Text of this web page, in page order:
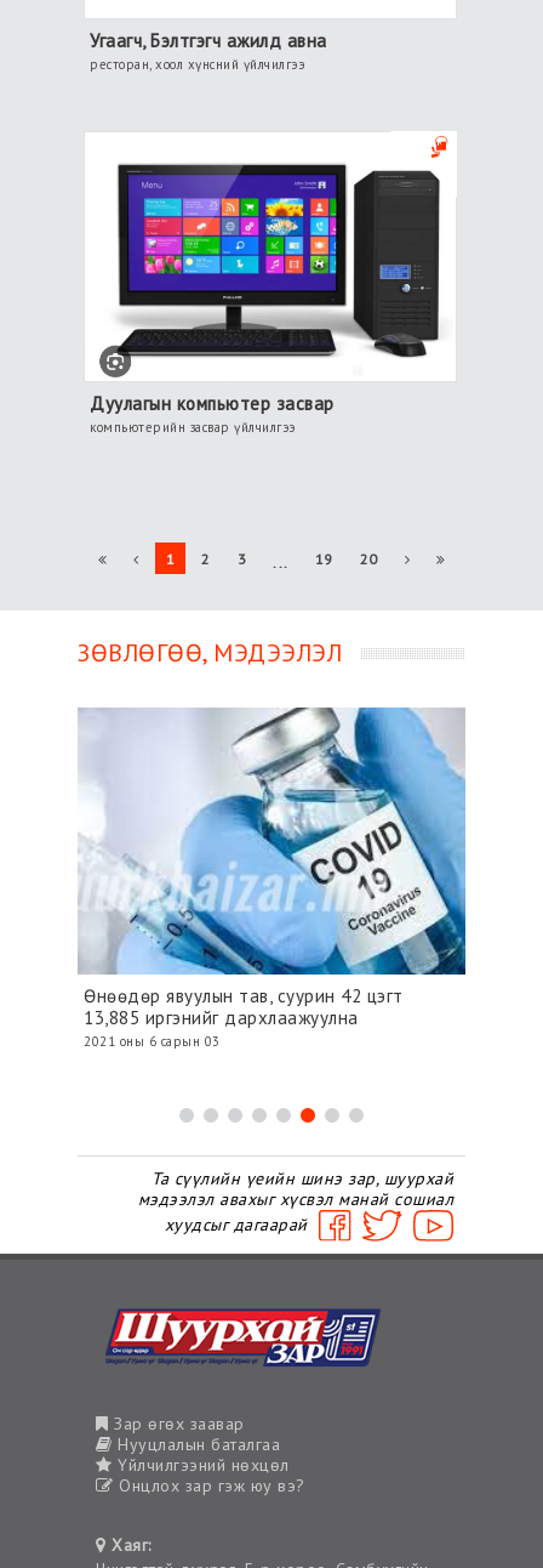
Угаагч, Бэлтгэгч ажилд авна
ресторан, хоол хүнсний үйлчилгээ
Дуулагын компьютер засвар
компьютерийн засвар үйлчилгээ
1 2 3 ... 19 20
ЗӨВЛӨГӨӨ, МЭДЭЭЛЭЛ
Өнөөдөр явуулын тав, суурин 42 цэгт
13,885 иргэнийг дархлаажуулна
2021 оны 6 сарын 03
Та сүүлийн үеийн шинэ зар, шуурхай
мэдээлэл авахыг хүсвэл манай сошиал
хуудсыг дагаарай
Зар өгөх заавар
Нууцлалын баталгаа
Үйлчилгээний нөхцөл
Онцлох зар гэж юу вэ?
Хаяг: